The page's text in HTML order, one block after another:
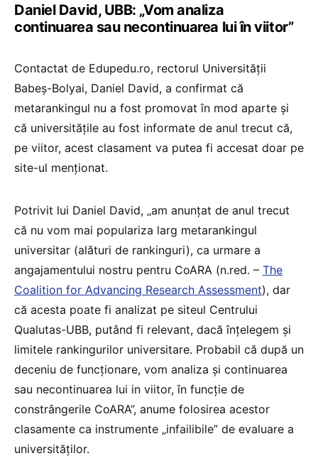
Daniel David, UBB: „Vom analiza
continuarea sau necontinuarea lui în viitor”
Contactat de Edupedu.ro, rectorul Universității
Babeș-Bolyai, Daniel David, a confirmat că
metarankingul nu a fost promovat în mod aparte și
că universitățile au fost informate de anul trecut că,
pe viitor, acest clasament va putea fi accesat doar pe
site-ul menționat.
Potrivit lui Daniel David, „am anunțat de anul trecut
că nu vom mai populariza larg metarankingul
universitar (alături de rankinguri), ca urmare a
angajamentului nostru pentru CoARA (n.red. – The
Coalition for Advancing Research Assessment), dar
că acesta poate fi analizat pe siteul Centrului
Qualutas-UBB, putând fi relevant, dacă înțelegem și
limitele rankingurilor universitare. Probabil că după un
deceniu de funcționare, vom analiza și continuarea
sau necontinuarea lui in viitor, în funcție de
constrângerile CoARA”, anume folosirea acestor
clasamente ca instrumente „infailibile” de evaluare a
universităților.